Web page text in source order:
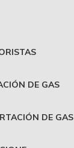
DE GAS
DE GAS